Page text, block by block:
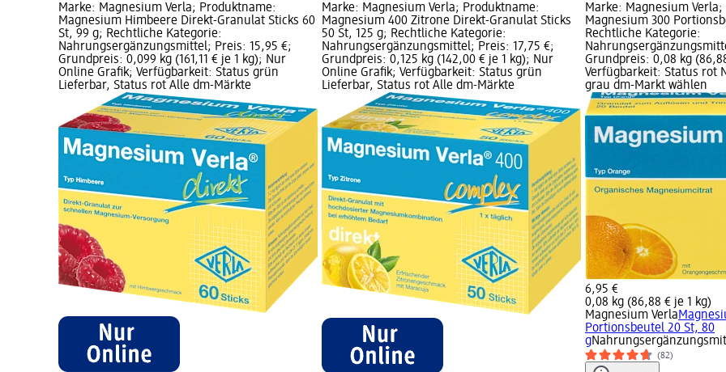
Marke: Magnesium Verla; Produktname:
Magnesium Himbeere Direkt-Granulat Sticks 60
St, 99 g; Rechtliche Kategorie:
Nahrungsergänzungsmittel; Preis: 15,95 €;
Grundpreis: 0,099 kg (161,11 € je 1 kg); Nur
Online Grafik; Verfügbarkeit: Status grün
Lieferbar, Status rot Alle dm-Märkte
Marke: Magnesium Verla; Produktname:
Magnesium 400 Zitrone Direkt-Granulat Sticks
50 St, 125 g; Rechtliche Kategorie:
Nahrungsergänzungsmittel; Preis: 17,75 €;
Grundpreis: 0,125 kg (142,00 € je 1 kg); Nur
Online Grafik; Verfügbarkeit: Status grün
Lieferbar, Status rot Alle dm-Märkte
Marke: Magnesium
Magnesium 300
Rechtliche Kategorie:
Grundpreis: 0,08 kg
Verfügbarkeit: Status rot
grau dm-Markt wählen
6,95 €
0,08 kg (86,88 € je 1 kg)
Magnesium Verla
Portionsbeutel 20 St, 80
g
(82)